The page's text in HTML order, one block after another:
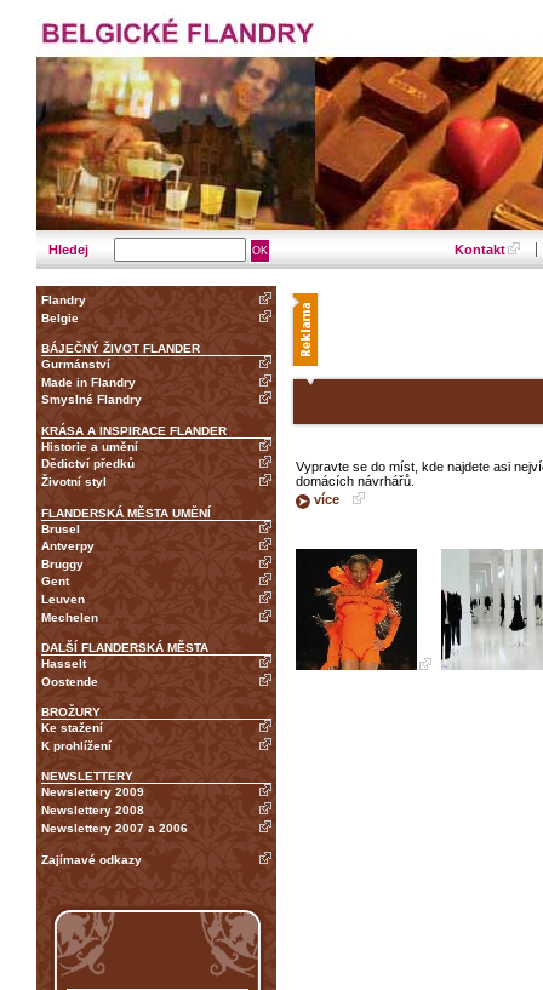
Hledej Kontakt
Flandry
Belgie
BÁJEČNÝ ŽIVOT FLANDER
Gurmánství
Made in Flandry
Smyslné Flandry
KRÁSA A INSPIRACE FLANDER
Historie a umění
Dědictví předků
Životní styl
FLANDERSKÁ MĚSTA UMĚNÍ
Brusel
Antverpy
Bruggy
Gent
Leuven
Mechelen
DALŠÍ FLANDERSKÁ MĚSTA
Hasselt
Oostende
BROŽURY
Ke stažení
K prohlížení
NEWSLETTERY
Newslettery 2009
Newslettery 2008
Newslettery 2007 a 2006
Zajímavé odkazy
Vypravte se do míst, kde najdete asi
domácích návrhářů.
více